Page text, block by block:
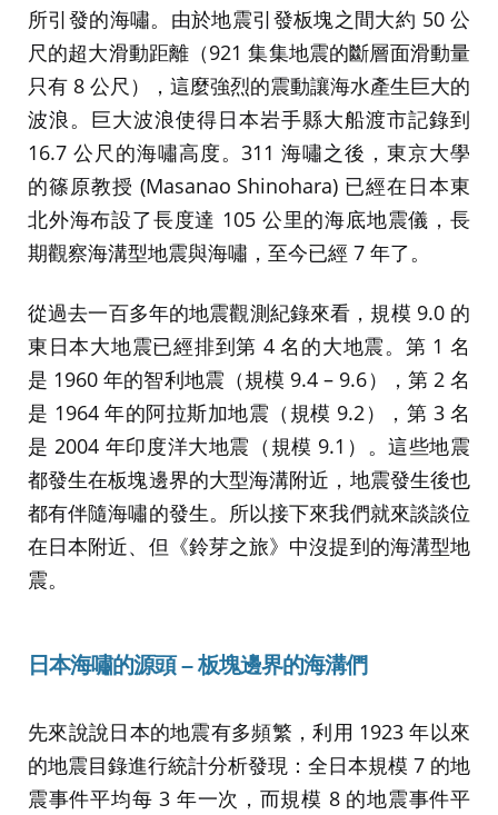
所引發的海嘯。由於地震引發板塊之間大約 50 公
尺的超大滑動距離（921 集集地震的斷層面滑動量
只有 8 公尺），這麼強烈的震動讓海水產生巨大的
波浪。巨大波浪使得日本岩手縣大船渡市記錄到
16.7 公尺的海嘯高度。311 海嘯之後，東京大學
的篠原教授 (Masanao Shinohara) 已經在日本東
北外海布設了長度達 105 公里的海底地震儀，長
期觀察海溝型地震與海嘯，至今已經 7 年了。
從過去一百多年的地震觀測紀錄來看，規模 9.0 的
東日本大地震已經排到第 4 名的大地震。第 1 名
是 1960 年的智利地震（規模 9.4 – 9.6），第 2 名
是 1964 年的阿拉斯加地震（規模 9.2），第 3 名
是 2004 年印度洋大地震（規模 9.1）。這些地震
都發生在板塊邊界的大型海溝附近，地震發生後也
都有伴隨海嘯的發生。所以接下來我們就來談談位
在日本附近、但《鈴芽之旅》中沒提到的海溝型地
震。
日本海嘯的源頭 – 板塊邊界的海溝們
先來說說日本的地震有多頻繁，利用 1923 年以來
的地震目錄進行統計分析發現：全日本規模 7 的地
震事件平均每 3 年一次，而規模 8 的地震事件平